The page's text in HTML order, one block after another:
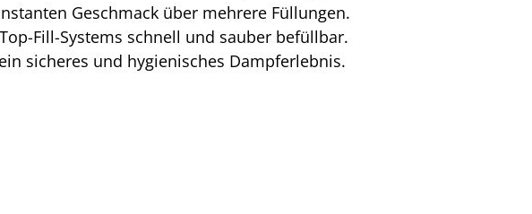
Geschmack über mehrere Füllungen.
Fill-Systems schnell und sauber befüllbar.
sicheres und hygienisches Dampferlebnis.